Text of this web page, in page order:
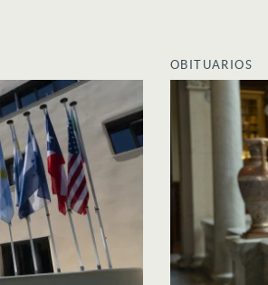
OBITUARIOS